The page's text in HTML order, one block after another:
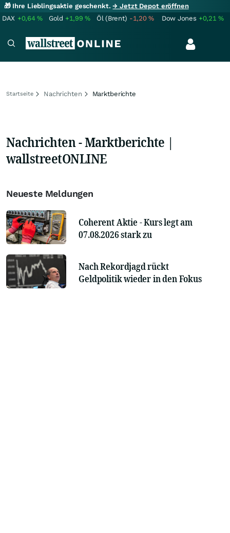
🎁 Ihre Lieblingsaktie geschenkt.→ Jetzt Depot eröffnen
DAX +0,64% Gold +1,99% Öl (Brent) -1,20% Dow Jones +0,21%
Startseite Nachrichten Marktberichte
Nachrichten - Marktberichte |
wallstreetONLINE
Neueste Meldungen
Coherent Aktie - Kurs legt am
07.08.2026 stark zu
Nach Rekordjagd rückt
Geldpolitik wieder in den Fokus